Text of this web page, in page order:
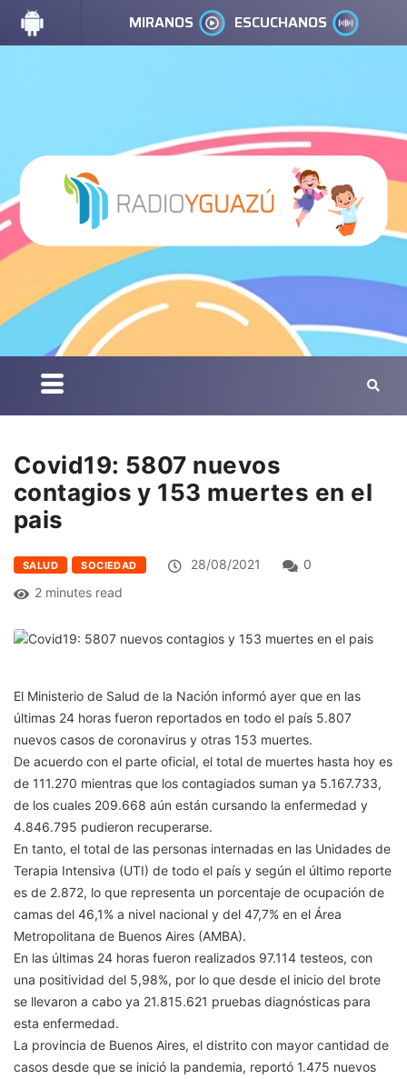
MIRANOS ESCUCHANOS
Covid19: 5807 nuevos
contagios y 153 muertes en el
pais
SALUD SOCIEDAD 28/08/2021
0
2 minutes read
El Ministerio de Salud de la Nación informó ayer que en las
últimas 24 horas fueron reportados en todo el país 5.807
nuevos casos de coronavirus y otras 153 muertes.
De acuerdo con el parte oficial, el total de muertes hasta hoy es
de 111.270 mientras que los contagiados suman ya 5.167.733,
de los cuales 209.668 aún están cursando la enfermedad y
4.846.795 pudieron recuperarse.
En tanto, el total de las personas internadas en las Unidades de
Terapia Intensiva (UTI) de todo el país y según el último reporte
es de 2.872, lo que representa un porcentaje de ocupación de
camas del 46,1% a nivel nacional y del 47,7% en el Área
Metropolitana de Buenos Aires (AMBA).
En las últimas 24 horas fueron realizados 97.114 testeos, con
una positividad del 5,98%, por lo que desde el inicio del brote
se llevaron a cabo ya 21.815.621 pruebas diagnósticas para
esta enfermedad.
La provincia de Buenos Aires, el distrito con mayor cantidad de
casos desde que se inició la pandemia, reportó 1.475 nuevos